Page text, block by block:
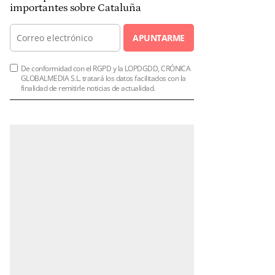
importantes sobre Cataluña
APUNTARME
De conformidad con el RGPD y la LOPDGDD, CRÓNICA
GLOBALMEDIA S.L. tratará los datos facilitados con la
finalidad de remitirle noticias de actualidad.